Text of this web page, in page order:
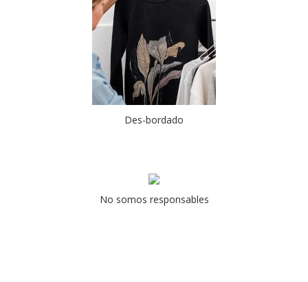
Des-bordado
No somos responsables